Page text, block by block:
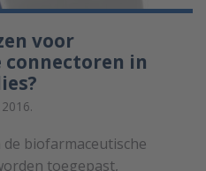
voor
connectoren in
biofarmaceutische
toegepast,